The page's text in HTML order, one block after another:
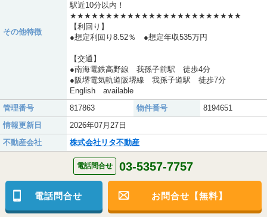
その他特徴
駅近10分以内！
★★★★★★★★★★★★★★★★★★★★★★★★
【利回り】
●想定利回り8.52％ ●想定年収535万円
【交通】
●南海電鉄高野線 我孫子前駅 徒歩4分
●阪堺電気軌道阪堺線 我孫子道駅 徒歩7分
English available
管理番号
817863 物件番号
8194651
情報更新日
2026年07月27日
不動産会社
株式会社リタ不動産
電話問合せ 03-5357-7757
電話問合せ お問合せ【無料】